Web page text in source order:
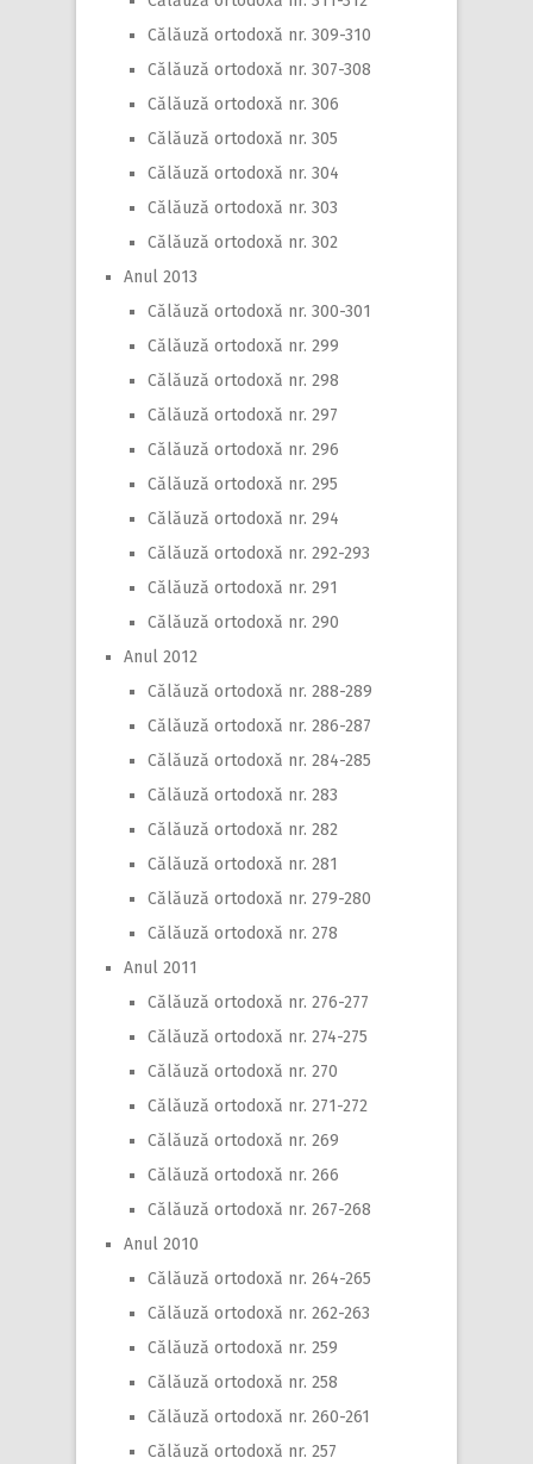
Călăuză ortodoxă nr. 309-310
Călăuză ortodoxă nr. 307-308
Călăuză ortodoxă nr. 306
Călăuză ortodoxă nr. 305
Călăuză ortodoxă nr. 304
Călăuză ortodoxă nr. 303
Călăuză ortodoxă nr. 302
Anul 2013
Călăuză ortodoxă nr. 300-301
Călăuză ortodoxă nr. 299
Călăuză ortodoxă nr. 298
Călăuză ortodoxă nr. 297
Călăuză ortodoxă nr. 296
Călăuză ortodoxă nr. 295
Călăuză ortodoxă nr. 294
Călăuză ortodoxă nr. 292-293
Călăuză ortodoxă nr. 291
Călăuză ortodoxă nr. 290
Anul 2012
Călăuză ortodoxă nr. 288-289
Călăuză ortodoxă nr. 286-287
Călăuză ortodoxă nr. 284-285
Călăuză ortodoxă nr. 283
Călăuză ortodoxă nr. 282
Călăuză ortodoxă nr. 281
Călăuză ortodoxă nr. 279-280
Călăuză ortodoxă nr. 278
Anul 2011
Călăuză ortodoxă nr. 276-277
Călăuză ortodoxă nr. 274-275
Călăuză ortodoxă nr. 270
Călăuză ortodoxă nr. 271-272
Călăuză ortodoxă nr. 269
Călăuză ortodoxă nr. 266
Călăuză ortodoxă nr. 267-268
Anul 2010
Călăuză ortodoxă nr. 264-265
Călăuză ortodoxă nr. 262-263
Călăuză ortodoxă nr. 259
Călăuză ortodoxă nr. 258
Călăuză ortodoxă nr. 260-261
Călăuză ortodoxă nr. 257